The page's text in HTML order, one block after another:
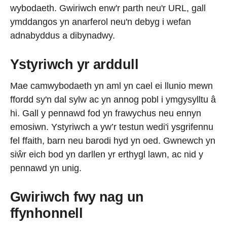
wybodaeth. Gwiriwch enw'r parth neu'r URL, gall
ymddangos yn anarferol neu'n debyg i wefan
adnabyddus a dibynadwy.
Ystyriwch yr arddull
Mae camwybodaeth yn aml yn cael ei llunio mewn
ffordd sy'n dal sylw ac yn annog pobl i ymgysylltu â
hi. Gall y pennawd fod yn frawychus neu ennyn
emosiwn. Ystyriwch a yw’r testun wedi'i ysgrifennu
fel ffaith, barn neu barodi hyd yn oed. Gwnewch yn
siŵr eich bod yn darllen yr erthygl lawn, ac nid y
pennawd yn unig.
Gwiriwch fwy nag un
ffynhonnell